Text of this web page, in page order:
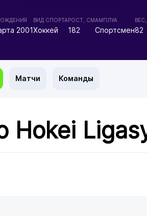
2001
ВИД СПОРТА
Хоккей
РОСТ, СМ
182
АМПЛУА
Спортсмен82
Матчи Команды
Hokei